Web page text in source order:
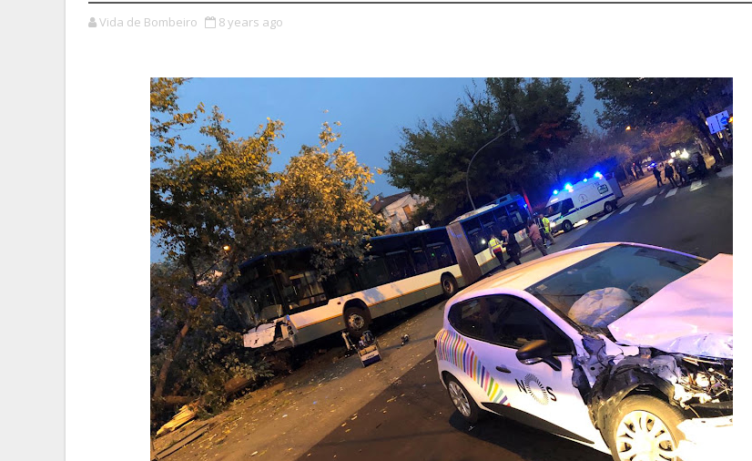
Vida de Bombeiro 8 years ago